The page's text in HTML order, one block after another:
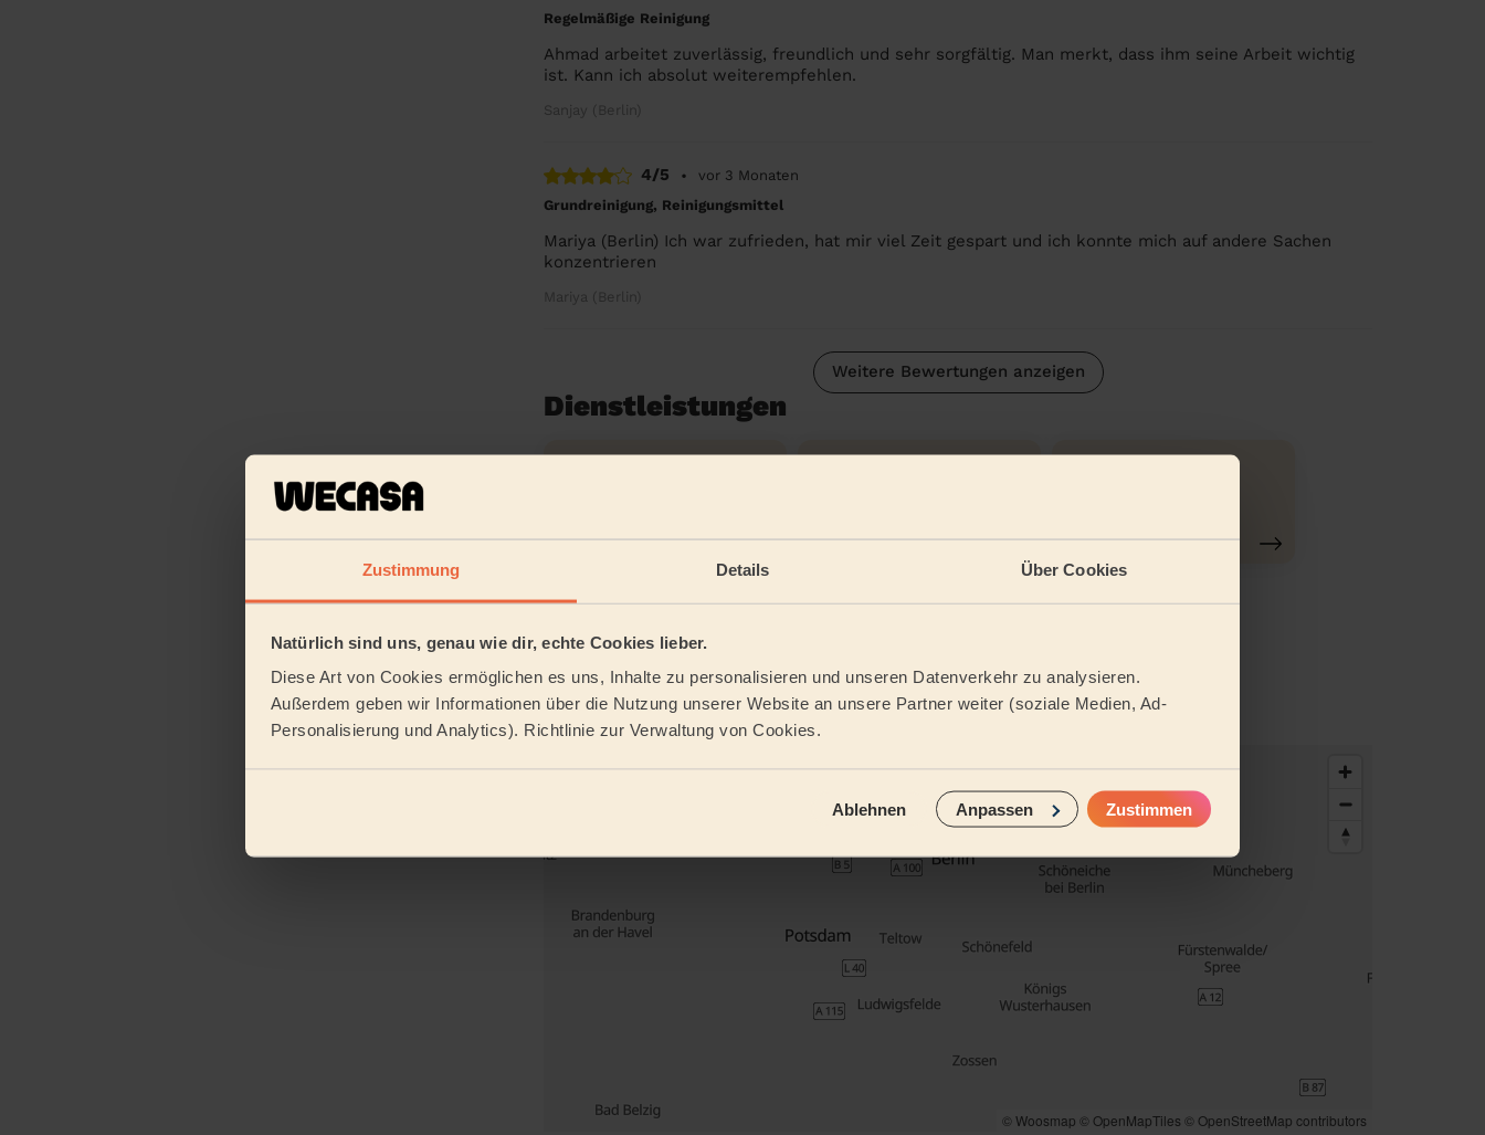
Zustimmung Details Über Cookies
Natürlich sind uns, genau wie dir, echte Cookies lieber.
Diese Art von Cookies ermöglichen es uns, Inhalte zu personalisieren und unseren Datenverkehr zu analysieren.
Außerdem geben wir Informationen über die Nutzung unserer Website an unsere Partner weiter (soziale Medien, Ad-
Personalisierung und Analytics). Richtlinie zur Verwaltung von Cookies.
Ablehnen Anpassen Zustimmen
Regelmäßige Reinigung
Ahmad arbeitet zuverlässig, freundlich und sehr sorgfältig. Man merkt, dass ihm seine Arbeit wichtig
ist. Kann ich absolut weiterempfehlen.
Sanjay (Berlin)
4/5 •
vor 3 Monaten
Grundreinigung, Reinigungsmittel
Mariya (Berlin) Ich war zufrieden, hat mir viel Zeit gespart und ich konnte mich auf andere Sachen
konzentrieren
Mariya (Berlin)
Weitere Bewertungen anzeigen
Dienstleistungen
Reinigungsmittel
Tätigkeitsbereich
© Woosmap © OpenMapTiles © OpenStreetMap contributors